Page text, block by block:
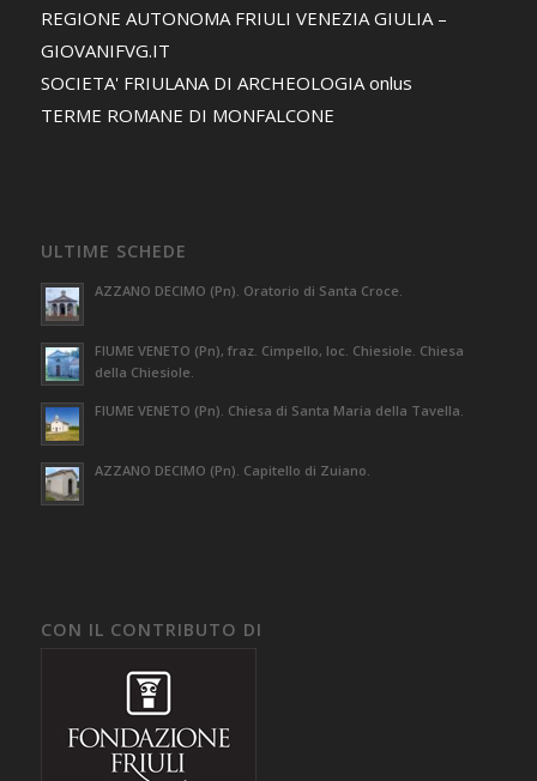
REGIONE AUTONOMA FRIULI VENEZIA GIULIA –
GIOVANIFVG.IT
SOCIETA' FRIULANA DI ARCHEOLOGIA onlus
TERME ROMANE DI MONFALCONE
ULTIME SCHEDE
AZZANO DECIMO (Pn). Oratorio di Santa Croce.
FIUME VENETO (Pn), fraz. Cimpello, loc. Chiesiole. Chiesa
della Chiesiole.
FIUME VENETO (Pn). Chiesa di Santa Maria della Tavella.
AZZANO DECIMO (Pn). Capitello di Zuiano.
CON IL CONTRIBUTO DI